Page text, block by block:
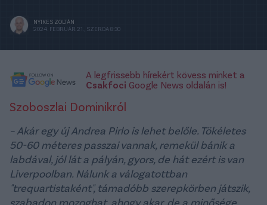
NYIKES ZOLTÁN
2024. FEBRUÁR 21., SZERDA 8:30
A legfrissebb hírekért kövess minket a
Csakfoci Google News oldalán is!
Szoboszlai Dominikról
– Akár egy új Andrea Pirlo is lehet belőle. Tökéletes
50-60 méteres passzai vannak, remekül bánik a
labdával, jól lát a pályán, gyors, de hát ezért is van
Liverpoolban. Nálunk a válogatottban
"trequartistaként", támadóbb szerepkörben játszik,
szabadon mozoghat, ahogy akar, de a minősége